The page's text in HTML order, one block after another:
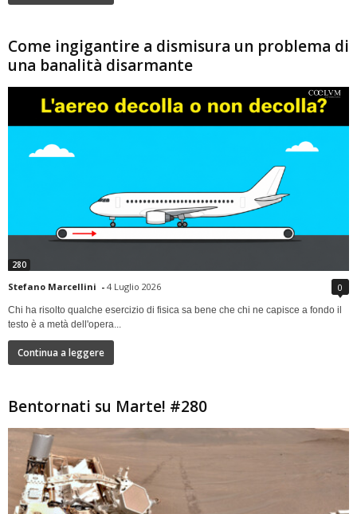
Come ingigantire a dismisura un problema di
una banalità disarmante
280
Stefano Marcellini - 4 Luglio 2026 0
Chi ha risolto qualche esercizio di fisica sa bene che chi ne capisce a fondo il
testo è a metà dell'opera...
Continua a leggere
Bentornati su Marte! #280